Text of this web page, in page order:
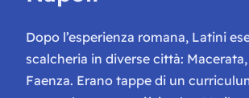
Dopo l’esperienza romana, Latini
scalcheria in diverse città:
Faenza. Erano tappe di un